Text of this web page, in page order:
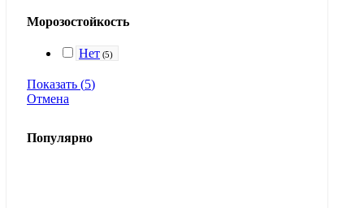
Морозостойкость
Нет (5)
Показать (5)
Отмена
Популярно